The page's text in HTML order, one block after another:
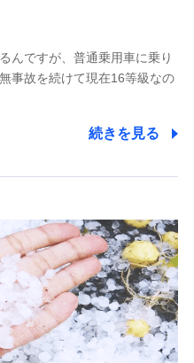
)
険株式会社
)
より、当社と取引のあるも
め、またそれらに付帯、関
ビスを案内、提供するため
取引があり、取得した個人
商品・サービスをご提案す
があります。）
付帯業務を行うため
した個人情報
んですが、普通乗用車に乗り
事故を続けて現在16等級なの
続きを見る